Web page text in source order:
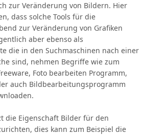
zur Veränderung von Bildern. Hier
dass solche Tools für die
zur Veränderung von Grafiken
aber ebenso als
die in den Suchmaschinen nach einer
sind, nehmen Begriffe wie zum
Foto bearbeiten Programm,
auch Bildbearbeitungsprogramm
die Eigenschaft Bilder für den
dies kann zum Beispiel die